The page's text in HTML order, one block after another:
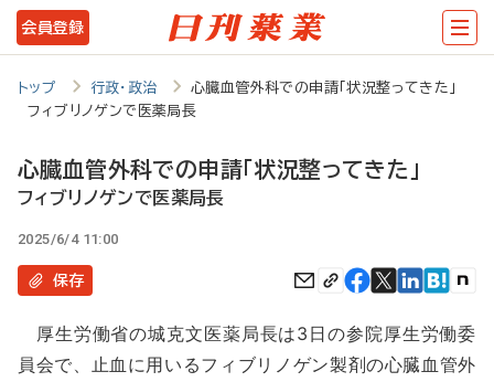
メ
イ
テ
ツ
に
動
会員登録
トップ 行政・政治
心臓血管外科での申請「状況整ってきた」
フィブリノゲンで医薬局長
心臓血管外科での申請「状況整ってきた」
フィブリノゲンで医薬局長
2025/6/4 11:00
保存
厚生労働省の城克文医薬局長は3日の参院厚生労働委
員会で、止血に用いるフィブリノゲン製剤の心臓血管外